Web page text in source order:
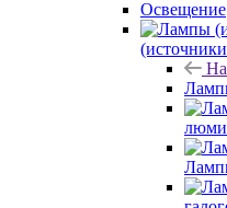
Освещение